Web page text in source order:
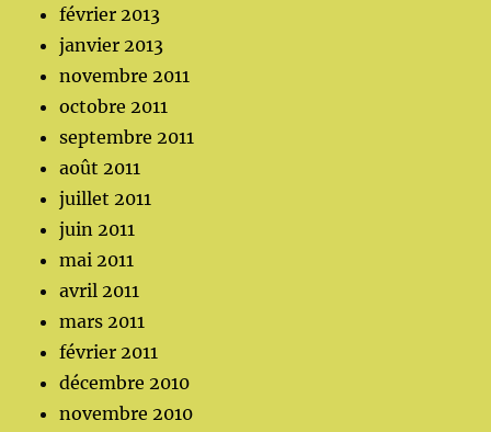
février 2013
janvier 2013
novembre 2011
octobre 2011
septembre 2011
août 2011
juillet 2011
juin 2011
mai 2011
avril 2011
mars 2011
février 2011
décembre 2010
novembre 2010